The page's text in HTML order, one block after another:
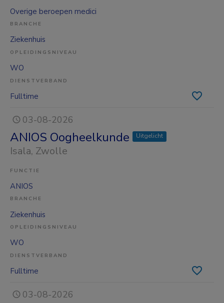
Overige beroepen medici
BRANCHE
Ziekenhuis
OPLEIDINGSNIVEAU
WO
DIENSTVERBAND
Fulltime
03-08-2026
ANIOS Oogheelkunde Uitgelicht
Isala, Zwolle
FUNCTIE
ANIOS
BRANCHE
Ziekenhuis
OPLEIDINGSNIVEAU
WO
DIENSTVERBAND
Fulltime
03-08-2026